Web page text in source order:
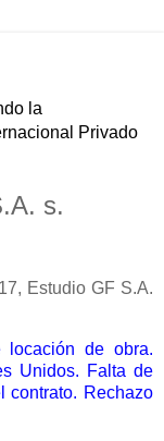
la
Privado
s.
Estudio GF S.A.
locación de obra.
Unidos. Falta de
contrato. Rechazo